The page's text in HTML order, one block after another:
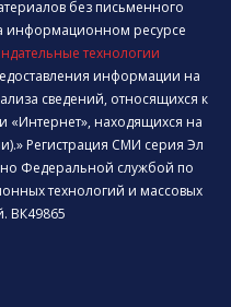
без письменного
информационном ресурсе
технологии
информации на
сведений, относящихся к
«Интернет», находящихся на
Регистрация СМИ серия Эл
Федеральной службой по
технологий и массовых
ВК49865